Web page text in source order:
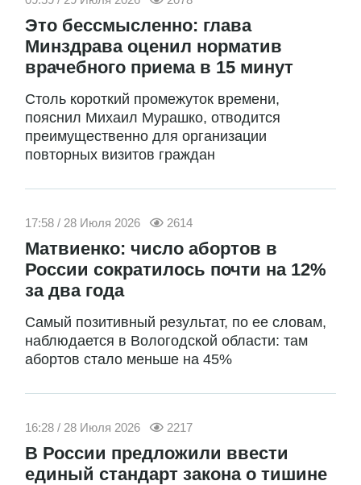
Это бессмысленно: глава
Минздрава оценил норматив
врачебного приема в 15 минут
Столь короткий промежуток времени,
пояснил Михаил Мурашко, отводится
преимущественно для организации
повторных визитов граждан
17:58 / 28 Июля 2026 2614
Матвиенко: число абортов в
России сократилось почти на 12%
за два года
Самый позитивный результат, по ее словам,
наблюдается в Вологодской области: там
абортов стало меньше на 45%
16:28 / 28 Июля 2026 2217
В России предложили ввести
единый стандарт закона о тишине